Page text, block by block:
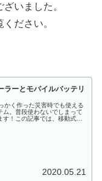
いました。
ださい。
ラーとモバイルバッテリ
かく作った災害時でも使える
ム。普段使わないでしまって
！この記事では、移動式の
2020.05.21